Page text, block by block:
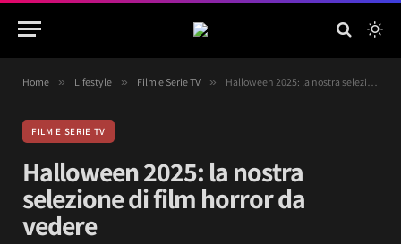
Home » Lifestyle » Film e Serie TV » Halloween 2025: la nostra selezione di film horror da vedere
FILM E SERIE TV
Halloween 2025: la nostra
selezione di film horror da
vedere